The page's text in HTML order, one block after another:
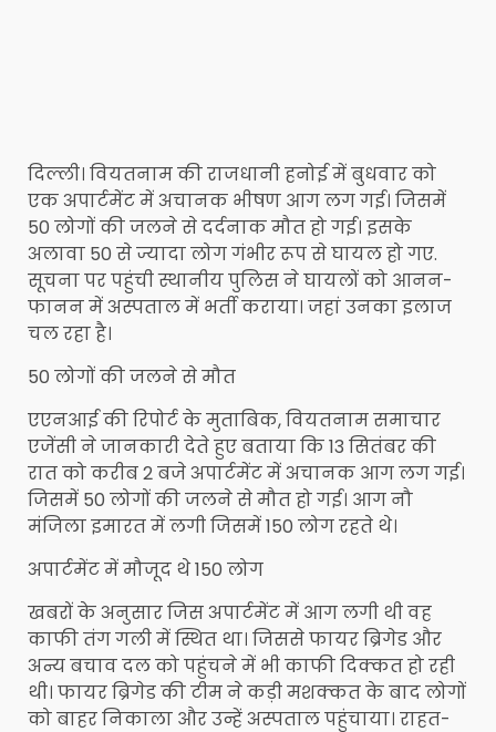
दिल्ली। वियतनाम की राजधानी हनोई में बुधवार को
एक अपार्टमेंट में अचानक भीषण आग लग गई। जिसमें
50 लोगों की जलने से दर्दनाक मौत हो गई। इसके
अलावा 50 से ज्यादा लोग गंभीर रूप से घायल हो गए.
सूचना पर पहुंची स्थानीय पुलिस ने घायलों को आनन-
फानन में अस्पताल में भर्ती कराया। जहां उनका इलाज
चल रहा है।
50 लोगों की जलने से मौत
एएनआई की रिपोर्ट के मुताबिक, वियतनाम समाचार
एजेंसी ने जानकारी देते हुए बताया कि 13 सितंबर की
रात को करीब 2 बजे अपार्टमेंट में अचानक आग लग गई।
जिसमें 50 लोगों की जलने से मौत हो गई। आग नौ
मंजिला इमारत में लगी जिसमें 150 लोग रहते थे।
अपार्टमेंट में मौजूद थे 150 लोग
खबरों के अनुसार जिस अपार्टमेंट में आग लगी थी वह
काफी तंग गली में स्थित था। जिससे फायर ब्रिगेड और
अन्य बचाव दल को पहुंचने में भी काफी दिक्कत हो रही
थी। फायर ब्रिगेड की टीम ने कड़ी मशक्कत के बाद लोगों
को बाहर निकाला और उन्हें अस्पताल पहुंचाया। राहत-